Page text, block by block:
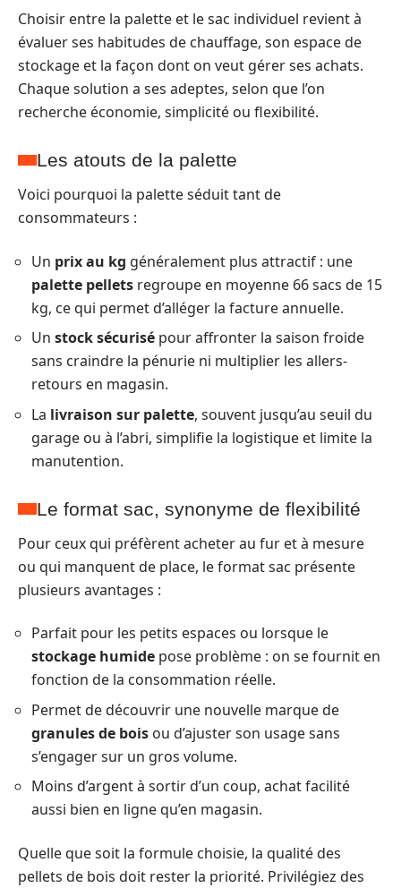
Choisir entre la palette et le sac individuel revient à
évaluer ses habitudes de chauffage, son espace de
stockage et la façon dont on veut gérer ses achats.
Chaque solution a ses adeptes, selon que l’on
recherche économie, simplicité ou flexibilité.
Les atouts de la palette
Voici pourquoi la palette séduit tant de
consommateurs :
Un prix au kg généralement plus attractif : une
palette pellets regroupe en moyenne 66 sacs de 15
kg, ce qui permet d’alléger la facture annuelle.
Un stock sécurisé pour affronter la saison froide
sans craindre la pénurie ni multiplier les allers-
retours en magasin.
La livraison sur palette, souvent jusqu’au seuil du
garage ou à l’abri, simplifie la logistique et limite la
manutention.
Le format sac, synonyme de flexibilité
Pour ceux qui préfèrent acheter au fur et à mesure
ou qui manquent de place, le format sac présente
plusieurs avantages :
Parfait pour les petits espaces ou lorsque le
stockage humide pose problème : on se fournit en
fonction de la consommation réelle.
Permet de découvrir une nouvelle marque de
granules de bois ou d’ajuster son usage sans
s’engager sur un gros volume.
Moins d’argent à sortir d’un coup, achat facilité
aussi bien en ligne qu’en magasin.
Quelle que soit la formule choisie, la qualité des
pellets de bois doit rester la priorité. Privilégiez des